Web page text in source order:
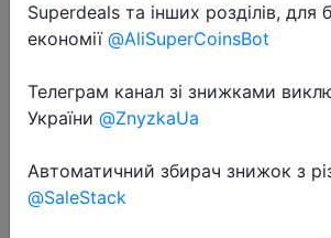
$3.9
Промокод:
Superdeals та інших розділів, для
економії @AliSuperCoinsBot
Телеграм канал зі знижками
України @ZnyzkaUa
Автоматичний збирач знижок з
@SaleStack